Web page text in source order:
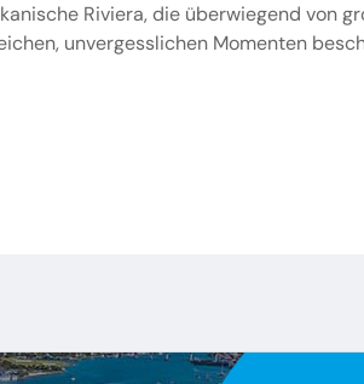
Riviera, die überwiegend von
unvergesslichen Momenten